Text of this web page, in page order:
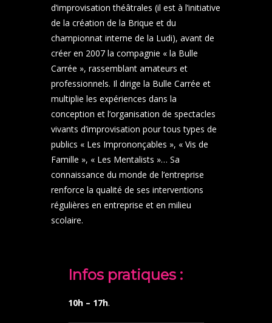
d’improvisation théâtrales (il est à l’initiative
de la création de la Brique et du
championnat interne de la Ludi), avant de
créer en 2007 la compagnie « la Bulle
Carrée », rassemblant amateurs et
professionnels. Il dirige la Bulle Carrée et
multiplie les expériences dans la
conception et l’organisation de spectacles
vivants d’improvisation pour tous types de
publics « Les Imprononçables », « Vis de
Famille », « Les Mentalists »… Sa
connaissance du monde de l’entreprise
renforce la qualité de ses interventions
régulières en entreprise et en milieu
scolaire.
Infos pratiques :
10h – 17h.